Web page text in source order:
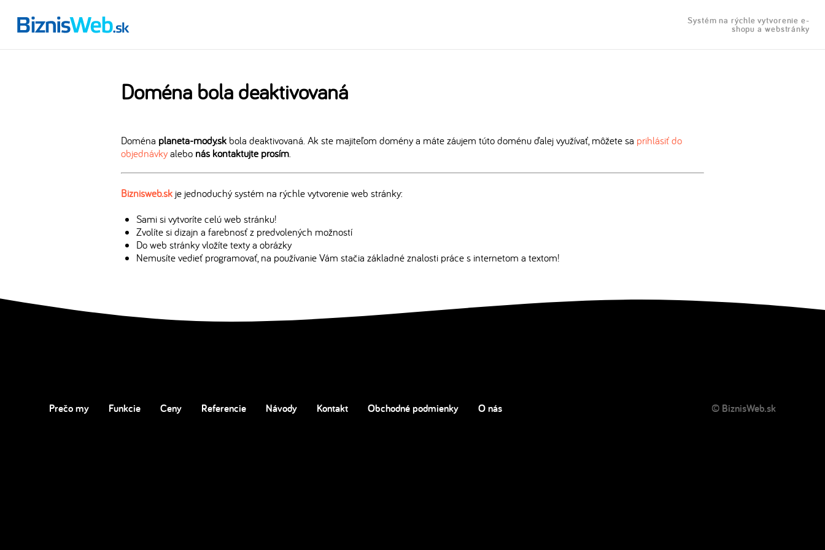
Systém na rýchle vytvorenie e-
shopu a webstránky
Doména bola deaktivovaná
Doména planeta-mody.sk bola deaktivovaná. Ak ste majiteľom domény a máte záujem túto doménu ďalej využívať, môžete sa prihlásiť do
objednávkyalebo nás kontaktujte prosím
Biznisweb.sk je jednoduchý systém na rýchle vytvorenie web stránky:
Sami si vytvoríte celú web stránku!
Zvolíte si dizajn a farebnosť z predvolených možností
Do web stránky vložíte texty a obrázky
Nemusíte vedieť programovať, na používanie Vám stačia základné znalosti práce s internetom a textom!
Prečo my Funkcie Ceny Referencie Návody Kontakt Obchodné podmienky O nás © BiznisWeb.sk